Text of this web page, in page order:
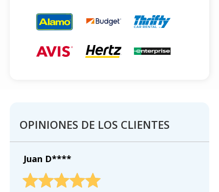
OPINIONES DE LOS CLIENTES
Juan D****